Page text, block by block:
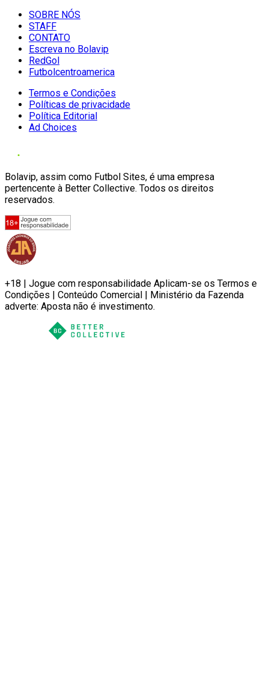
SOBRE NÓS
STAFF
CONTATO
Escreva no Bolavip
RedGol
Futbolcentroamerica
Termos e Condições
Políticas de privacidade
Política Editorial
Ad Choices
Bolavip, assim como Futbol Sites, é uma empresa
pertencente à Better Collective. Todos os direitos
reservados.
+18 | Jogue com responsabilidade Aplicam-se os Termos e
Condições | Conteúdo Comercial | Ministério da Fazenda
adverte: Aposta não é investimento.